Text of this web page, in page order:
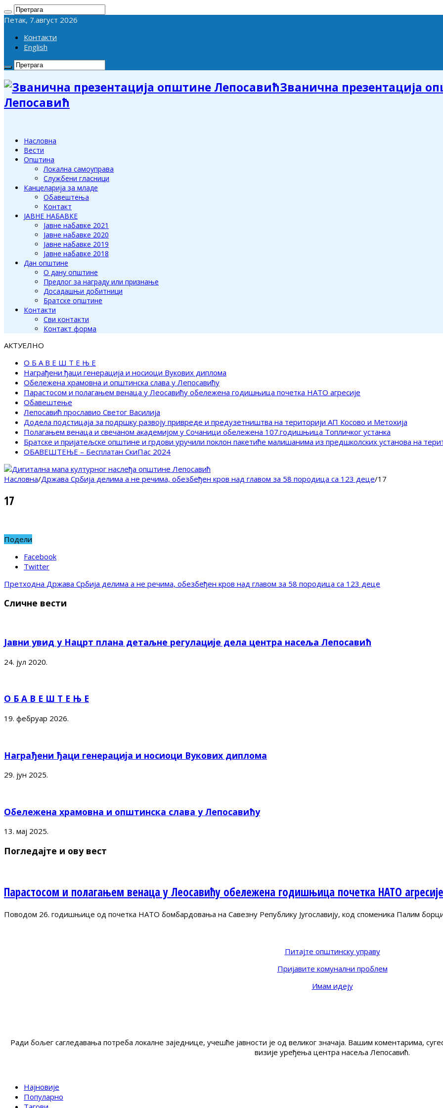
Петак, 7.август 2026
Контакти
English
Званична презентација
Лепосавић
Насловна
Вести
Општина
Локална самоуправа
Службени гласници
Канцеларија за младе
Обавештења
Контакт
ЈАВНЕ НАБАВКЕ
Јавне набавке 2021
Јавне набавке 2020
Јавне набавке 2019
Јавне набавке 2018
Дан општине
О дану општине
Предлог за награду или признање
Досадашњи добитници
Братске општине
Контакти
Сви контакти
Контакт форма
АКТУЕЛНО
О Б А В Е Ш Т Е Њ Е
Награђени ђаци генерација и носиоци Вукових диплома
Обележена храмовна и општинска слава у Лепосавићу
Парастосом и полагањем венаца у Леосавићу обележена годишњица почетка НАТО агресије
Обавештење
Лепосавић прославио Светог Василија
Додела подстицаја за подршку развоју привреде и предузетништва на територији АП Косово и Метохија
Полагањем венаца и свечаном академијом у Сочаници обележена 107.годишњица Топличког устанка
Братске и пријатељске општине и грдови уручили поклон пакетиће малишанима из предшколских установа на
ОБАВЕШТЕЊЕ – Бесплатан СкиПас 2024
Насловна/Држава Србија делима а не речима, обезбеђен кров над главом за 58 породица са 123 деце/17
17
Подели
Facebook
Twitter
Претходна Држава Србија делима а не речима, обезбеђен кров над главом за 58 породица са 123 деце
Сличне вести
Јавни увид у Нацрт плана детаљне регулације дела центра насеља Лепосавић
24. јул 2020.
О Б А В Е Ш Т Е Њ Е
19. фебруар 2026.
Награђени ђаци генерација и носиоци Вукових диплома
29. јун 2025.
Обележена храмовна и општинска слава у Лепосавићу
13. мај 2025.
Погледајте и ову вест
Парастосом и полагањем венаца у Леосавићу обележена годишњица почетка НАТО агресије
Поводом 26. годишњице од почетка НАТО бомбардовања на Савезну Републику Југославију, код споменика Палим
Питајте општинску управу
Пријавите комунални проблем
Имам идеју
Ради бољег сагледавања потреба локалне заједнице, учешће јавности је од великог значаја. Вашим коментарима,
визије уређења центра насеља Лепосавић.
Најновије
Популарно